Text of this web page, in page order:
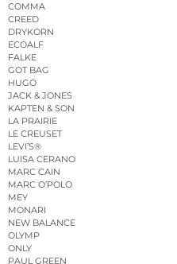
COMMA
CREED
DRYKORN
ECOALF
FALKE
GOT BAG
HUGO
JACK & JONES
KAPTEN & SON
LA PRAIRIE
LE CREUSET
LEVI’S®
LUISA CERANO
MARC CAIN
MARC O’POLO
MEY
MONARI
NEW BALANCE
OLYMP
ONLY
PAUL GREEN